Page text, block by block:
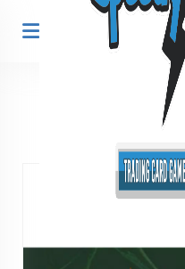
Magic the Gathering